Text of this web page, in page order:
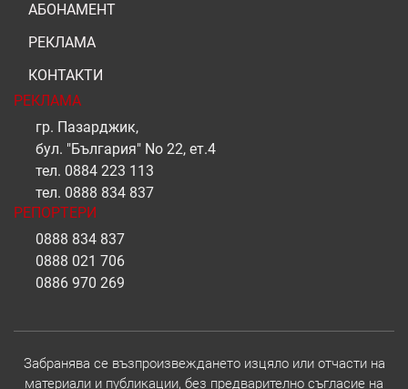
АБОНАМЕНТ
РЕКЛАМА
КОНТАКТИ
РЕКЛАМА
гр. Пазарджик,
бул. "България" No 22, ет.4
тел. 0884 223 113
тел. 0888 834 837
РЕПОРТЕРИ
0888 834 837
0888 021 706
0886 970 269
Забранява се възпроизвеждането изцяло или отчасти на
материали и публикации, без предварително съгласие на